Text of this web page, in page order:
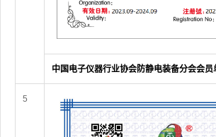
中国电子仪器行业协会防静电装备分会会员
5